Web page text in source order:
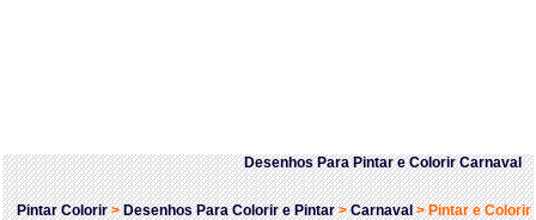
Desenhos Para Pintar e Colorir Carnaval
Pintar Colorir>Desenhos Para Colorir e Pintar>Carnaval>Pintar e Colorir